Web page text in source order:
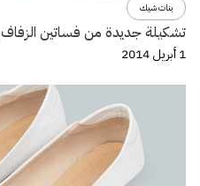
بنات شيك
تشكيلة جديدة من فساتين
1 أبريل 2014